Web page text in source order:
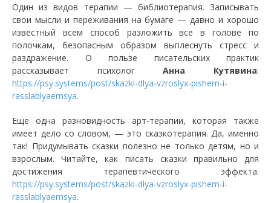
Один из видов терапии — библиотерапия. Записывать
свои мысли и переживания на бумаге — давно и хорошо
известный всем способ разложить все в голове по
полочкам, безопасным образом выплеснуть стресс и
раздражение. О пользе писательских практик
рассказывает психологАнна Кутявина:
https://psy.systems/post/skazki-dlya-vzroslyx-pishem-i-
rasslablyaemsya.
Еще одна разновидность арт-терапии, которая также
имеет дело со словом, — это сказкотерапия. Да, именно
так! Придумывать сказки полезно не только детям, но и
взрослым. Читайте, как писать сказки правильно для
достижения терапевтического эффекта:
https://psy.systems/post/skazki-dlya-vzroslyx-pishem-i-
rasslablyaemsya.